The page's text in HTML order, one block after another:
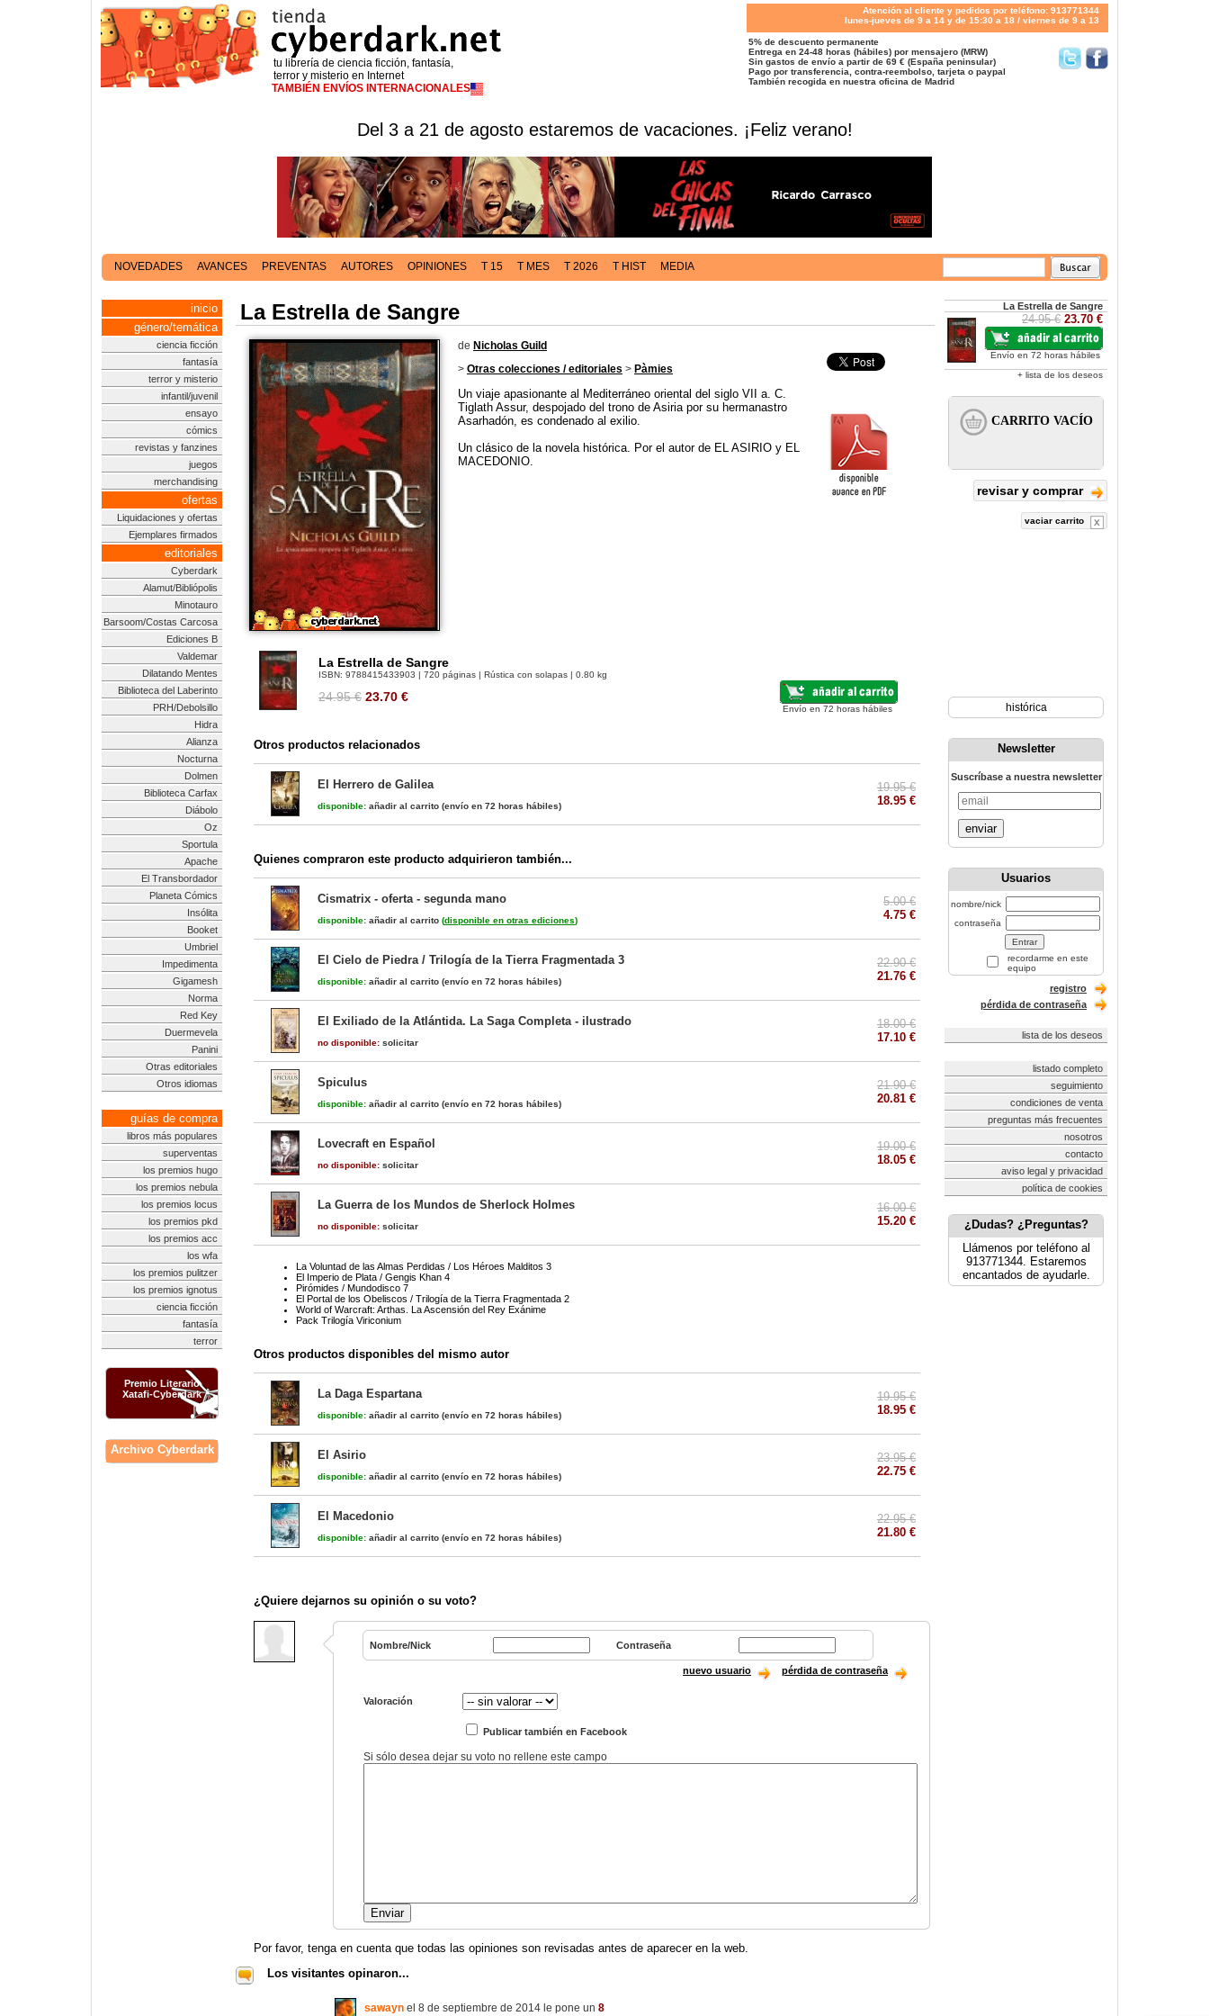
tu librería de ciencia ficción, fantasía,
terror y misterio en Internet
TAMBIÉN ENVÍOS INTERNACIONALES
Atención al cliente y pedidos por teléfono: 913771344
lunes-jueves de 9 a 14 y de 15:30 a 18 / viernes de 9 a 13
5% de descuento permanente
Entrega en 24-48 horas (hábiles) por mensajero (MRW)
Sin gastos de envío a partir de 69 € (España peninsular)
Pago por transferencia, contra-reembolso, tarjeta o paypal
También recogida en nuestra oficina de Madrid
Del 3 a 21 de agosto estaremos de vacaciones. ¡Feliz verano!
NOVEDADES AVANCES PREVENTAS AUTORES OPINIONES T 15 T MES T 2026 T HIST MEDIA
inicio
género/temática
ciencia ficción
fantasía
terror y misterio
infantil/juvenil
ensayo
cómics
revistas y fanzines
juegos
merchandising
ofertas
Liquidaciones y ofertas
Ejemplares firmados
editoriales
Cyberdark
Alamut/Bibliópolis
Minotauro
Barsoom/Costas Carcosa
Ediciones B
Valdemar
Dilatando Mentes
Biblioteca del Laberinto
PRH/Debolsillo
Hidra
Alianza
Nocturna
Dolmen
Biblioteca Carfax
Diábolo
Oz
Sportula
Apache
El Transbordador
Planeta Cómics
Insólita
Booket
Umbriel
Impedimenta
Gigamesh
Norma
Red Key
Duermevela
Panini
Otras editoriales
Otros idiomas
guías de compra
libros más populares
superventas
los premios hugo
los premios nebula
los premios locus
los premios pkd
los premios acc
los wfa
los premios pulitzer
los premios ignotus
ciencia ficción
fantasía
terror
Premio Literario
Xatafi-Cyberdark
Archivo Cyberdark
La Estrella de Sangre
de Nicholas Guild
> Otras colecciones / editoriales > Pàmies
Un viaje apasionante al Mediterráneo oriental del siglo VII a. C.
Tiglath Assur, despojado del trono de Asiria por su hermanastro
Asarhadón, es condenado al exilio.
Un clásico de la novela histórica. Por el autor de EL ASIRIO y EL
MACEDONIO.
La Estrella de Sangre
ISBN: 9788415433903 | 720 páginas | Rústica con solapas | 0.80 kg
24.95 € 23.70 €
Envío en 72 horas hábiles
Otros productos relacionados
El Herrero de Galilea
disponible: añadir al carrito (envío en 72 horas hábiles)
19.95 €
18.95 €
Quienes compraron este producto adquirieron también...
Cismatrix - oferta - segunda mano
disponible: añadir al carrito (disponible en otras ediciones)
5.00 €
4.75 €
El Cielo de Piedra / Trilogía de la Tierra Fragmentada 3
disponible: añadir al carrito (envío en 72 horas hábiles)
22.90 €
21.76 €
El Exiliado de la Atlántida. La Saga Completa - ilustrado
no disponible: solicitar
18.00 €
17.10 €
Spiculus
disponible: añadir al carrito (envío en 72 horas hábiles)
21.90 €
20.81 €
Lovecraft en Español
no disponible: solicitar
19.00 €
18.05 €
La Guerra de los Mundos de Sherlock Holmes
no disponible: solicitar
16.00 €
15.20 €
La Voluntad de las Almas Perdidas / Los Héroes Malditos 3
El Imperio de Plata / Gengis Khan 4
Pirómides / Mundodisco 7
El Portal de los Obeliscos / Trilogía de la Tierra Fragmentada 2
World of Warcraft: Arthas. La Ascensión del Rey Exánime
Pack Trilogía Viriconium
Otros productos disponibles del mismo autor
La Daga Espartana
disponible: añadir al carrito (envío en 72 horas hábiles)
19.95 €
18.95 €
El Asirio
disponible: añadir al carrito (envío en 72 horas hábiles)
23.95 €
22.75 €
El Macedonio
disponible: añadir al carrito (envío en 72 horas hábiles)
22.95 €
21.80 €
¿Quiere dejarnos su opinión o su voto?
Nombre/Nick Contraseña
nuevo usuario pérdida de contraseña
Valoración
Publicar también en Facebook
Si sólo desea dejar su voto no rellene este campo
Por favor, tenga en cuenta que todas las opiniones son revisadas antes de aparecer en la web.
Los visitantes opinaron...
sawayn el 8 de septiembre de 2014 le pone un 8
La Estrella de Sangre
24.95 € 23.70 €
Envío en 72 horas hábiles
+ lista de los deseos
revisar y comprar
vaciar carrito
histórica
Newsletter
Suscríbase a nuestra newsletter
enviar
Usuarios
nombre/nick
contraseña
recordarme en este
equipo
registro
pérdida de contraseña
lista de los deseos
listado completo
seguimiento
condiciones de venta
preguntas más frecuentes
nosotros
contacto
aviso legal y privacidad
política de cookies
¿Dudas? ¿Preguntas?
Llámenos por teléfono al
913771344. Estaremos
encantados de ayudarle.